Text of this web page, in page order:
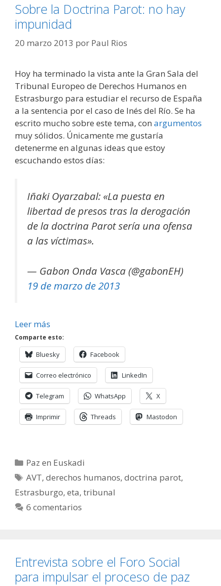
Sobre la Doctrina Parot: no hay
impunidad
20 marzo 2013 por Paul Rios
Hoy ha terminado la vista ante la Gran Sala del
Tribunal Europeo de Derechos Humanos en
Estrasburgo para estudiar el recurso de España
a la sentencia por el caso de Inés del Río. Se ha
escrito mucho sobre este tema, con argumentos
muy sólidos. Únicamente me gustaría
detenerme en algunas ideas que estoy
escuchando estos días:
Iñaki Oyarzabal: «La puesta en
libertad de presos tras la derogación
de la doctrina Parot sería una ofensa
a las víctimas».
— Gabon Onda Vasca (@gabonEH)
19 de marzo de 2013
Leer más
Comparte esto:
Bluesky Facebook
Correo electrónico LinkedIn
Telegram WhatsApp X
Imprimir Threads Mastodon
Categorías
Paz en Euskadi
Etiquetas
AVT,derechos humanos,doctrina parot,
Estrasburgo, eta, tribunal
6 comentarios
Entrevista sobre el Foro Social
para impulsar el proceso de paz